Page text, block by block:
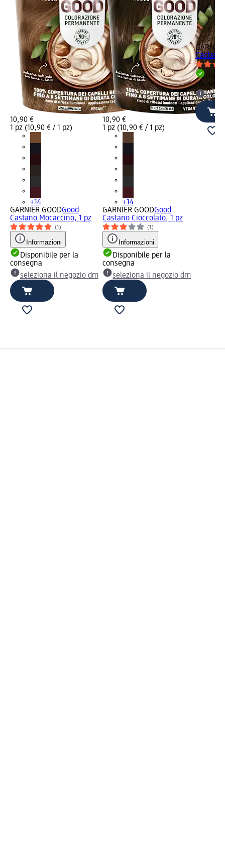
10,90 €
1 pz (10,90 € / 1 pz)
+14
GARNIER GOODGood
Castano Mocaccino, 1 pz
(1)
Informazioni
Disponibile per la
consegna
seleziona il negozio dm
10,90 €
1 pz (10,90 € / 1 pz)
+14
GARNIER GOODGood
Castano Cioccolato, 1 pz
(1)
Informazioni
Disponibile per la
consegna
seleziona il negozio dm
Castano